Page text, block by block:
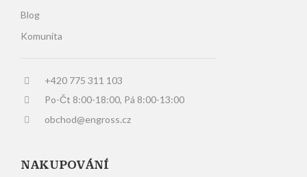
Blog
Komunita
+420 775 311 103
Po-Čt 8:00-18:00, Pá 8:00-13:00
obchod@engross.cz
NAKUPOVÁNÍ